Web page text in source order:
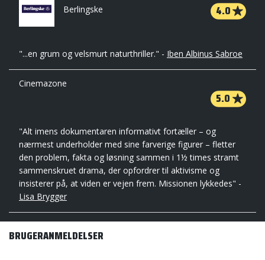
Berlingske 4.0
"...en grum og velsmurt naturthriller." - Iben Albinus Sabroe
Cinemazone
5.0
"Alt imens dokumentaren informativt fortæller – og
nærmest underholder med sine farverige figurer – fletter
den problem, fakta og løsning sammen i 1½ times stramt
sammenskruet drama, der opfordrer til aktivisme og
insisterer på, at viden er vejen frem. Missionen lykkedes" -
Lisa Brygger
BRUGERANMELDELSER